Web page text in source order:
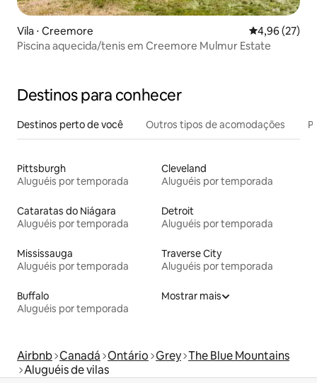
Vila ⋅ Creemore 4,96 de uma
4,96 (27)
Piscina aquecida/tenis em Creemore Mulmur Estate
Destinos para conhecer
Destinos perto de você Outros tipos de acomodações
Pittsburgh
Aluguéis por temporada
Cleveland
Aluguéis por temporada
Cataratas do Niágara
Aluguéis por temporada
Detroit
Aluguéis por temporada
Mississauga
Aluguéis por temporada
Traverse City
Aluguéis por temporada
Buffalo
Aluguéis por temporada
Mostrar mais
Airbnb Canadá Ontário Grey The Blue Mountains
Aluguéis de vilas